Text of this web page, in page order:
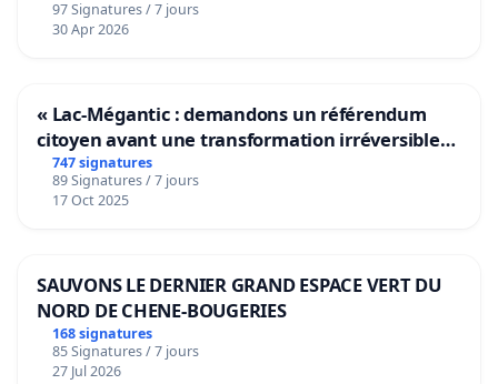
97 Signatures / 7 jours
30 Apr 2026
« Lac-Mégantic : demandons un référendum
citoyen avant une transformation irréversible
de notre territoire »
747 signatures
89 Signatures / 7 jours
17 Oct 2025
SAUVONS LE DERNIER GRAND ESPACE VERT DU
NORD DE CHENE-BOUGERIES
168 signatures
85 Signatures / 7 jours
27 Jul 2026